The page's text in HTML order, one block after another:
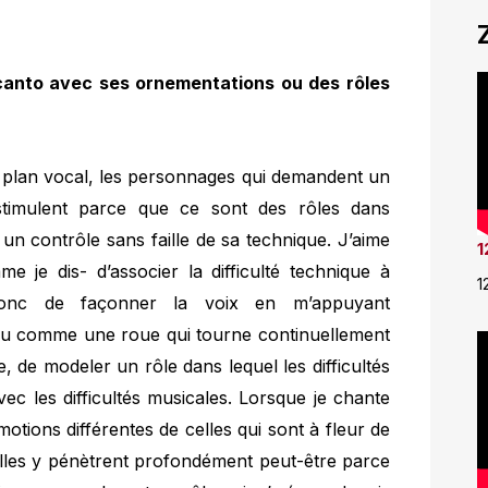
avec ses ornementations ou des rôles
vocal, les personnages qui demandent un
parce que ce sont des rôles dans
contrôle sans faille de sa technique. J’aime
je dis- d’associer la difficulté technique à
de façonner la voix en m’appuyant
comme une roue qui tourne continuellement
de modeler un rôle dans lequel les difficultés
les difficultés musicales. Lorsque je chante
différentes de celles qui sont à fleur de
y pénètrent profondément peut-être parce